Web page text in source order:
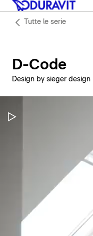
Tutte le serie
D-Code
Design by sieger design
Metti in pausa